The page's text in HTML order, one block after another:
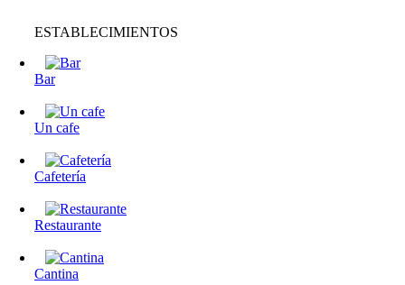
ESTABLECIMIENTOS
Bar
Un cafe
Cafetería
Restaurante
Cantina